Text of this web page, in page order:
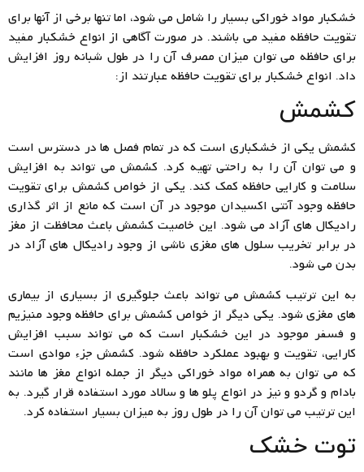
خشکبار مواد خوراکی بسیار را شامل می شود، اما تنها برخی از آنها برای
تقویت حافظه مفید می باشند. در صورت آگاهی از انواع خشکبار مفید
برای حافظه می توان میزان مصرف آن را در طول شبانه روز افزایش
داد. انواع خشکبار برای تقویت حافظه عبارتند از:
کشمش
کشمش یکی از خشکباری است که در تمام فصل ها در دسترس است
و می توان آن را به راحتی تهیه کرد. کشمش می تواند به افزایش
سلامت و کارایی حافظه کمک کند. یکی از خواص کشمش برای تقویت
حافظه وجود آنتی اکسیدان موجود در آن است که مانع از اثر گذاری
رادیکال های آزاد می شود. این خاصیت کشمش باعث محافظت از مغز
در برابر تخریب سلول های مغزی ناشی از وجود رادیکال های آزاد در
بدن می شود.
به این ترتیب کشمش می تواند باعث جلوگیری از بسیاری از بیماری
های مغزی شود. یکی دیگر از خواص کشمش برای حافظه وجود منیزیم
و فسفر موجود در این خشکبار است که می تواند سبب افزایش
کارایی، تقویت و بهبود عملکرد حافظه شود. کشمش جزء موادی است
که می توان به همراه مواد خوراکی دیگر از جمله انواع مغز ها مانند
بادام و گردو و نیز در انواع پلو ها و سالاد مورد استفاده قرار گیرد. به
این ترتیب می توان آن را در طول روز به میزان بسیار استفاده کرد.
توت خشک